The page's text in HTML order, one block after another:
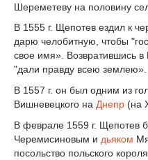
Шереметеву на половину
В 1555 г. Щепотев ездил к
дарю челобитную, чтобы
свое имя». Возвратившись в
"дали правду всею землею».
В 1557 г. он был одним из
Вишневецкого на Днепр (на
В феврале 1559 г. Щепотев
Черемисиновым и дьяком
посольство польского